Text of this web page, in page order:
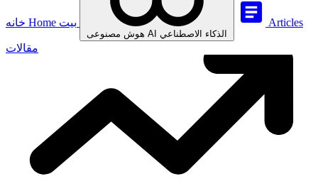
Home
هوش مصنوعی AI الذكاء الاصطناعي
Articles
مقالات